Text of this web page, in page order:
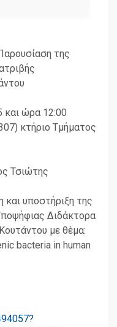
της
και ώρα 12:00
κτήριο Τμήματος
Τσιώτης
και υποστήριξη της
Διδάκτορα
με θέμα:
bacteria in human